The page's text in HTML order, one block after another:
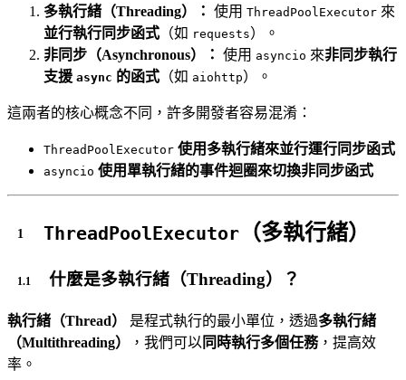
多執行緒（Threading）： 使用 ThreadPoolExecutor 來
並行執行同步函式 （如 requests）。
非同步（Asynchronous）： 使用 asyncio 來非同步執行
支援 async 的函式 （如 aiohttp）。
這兩者的核心概念不同，許多開發者容易混淆：
ThreadPoolExecutor 使用多執行緒來並行運行同步函式
asyncio 使用單執行緒的事件迴圈來切換非同步函式
ThreadPoolExecutor （多執行緒）
什麼是多執行緒（Threading）？
執行緒（Thread） 是程式執行的最小單位，透過多執行緒
（Multithreading）
，我們可以 同時執行多個任務，提高效
率。